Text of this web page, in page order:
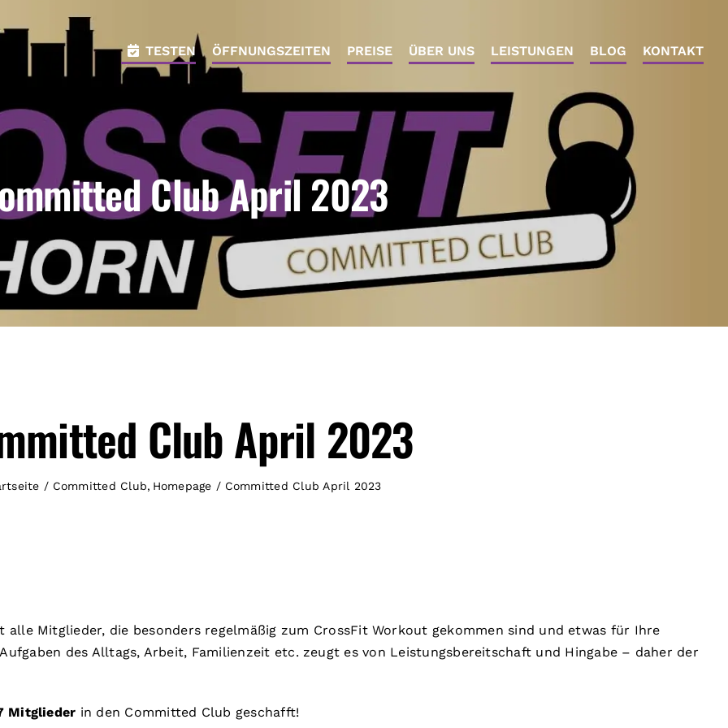
TESTEN ÖFFNUNGSZEITEN PREISE ÜBER UNS LEISTUNGEN BLOG KONTAKT
Club April 2023
Club April 2023
Committed Club Homepage Committed Club April 2023
alle Mitglieder, die besonders regelmäßig zum CrossFit Workout gekommen sind und etwas für Ihre
des Alltags, Arbeit, Familienzeit etc. zeugt es von Leistungsbereitschaft und Hingabe – daher der
Mitglieder in den Committed Club geschafft!